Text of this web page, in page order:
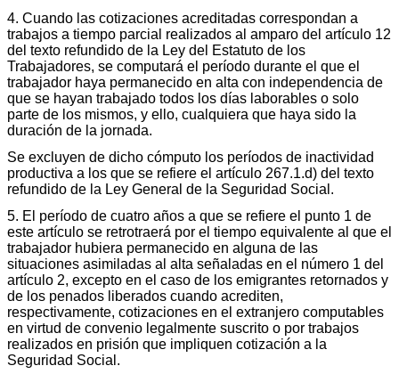
4. Cuando las cotizaciones acreditadas correspondan a
trabajos a tiempo parcial realizados al amparo del artículo 12
del texto refundido de la Ley del Estatuto de los
Trabajadores, se computará el período durante el que el
trabajador haya permanecido en alta con independencia de
que se hayan trabajado todos los días laborables o solo
parte de los mismos, y ello, cualquiera que haya sido la
duración de la jornada.
Se excluyen de dicho cómputo los períodos de inactividad
productiva a los que se refiere el artículo 267.1.d) del texto
refundido de la Ley General de la Seguridad Social.
5. El período de cuatro años a que se refiere el punto 1 de
este artículo se retrotraerá por el tiempo equivalente al que el
trabajador hubiera permanecido en alguna de las
situaciones asimiladas al alta señaladas en el número 1 del
artículo 2, excepto en el caso de los emigrantes retornados y
de los penados liberados cuando acrediten,
respectivamente, cotizaciones en el extranjero computables
en virtud de convenio legalmente suscrito o por trabajos
realizados en prisión que impliquen cotización a la
Seguridad Social.